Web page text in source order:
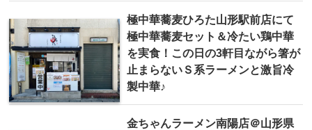
極中華蕎麦ひろた山形駅前店にて
極中華蕎麦セット＆冷たい鶏中華
を実食！この日の3軒目ながら箸が
止まらないＳ系ラーメンと激旨冷
製中華♪
金ちゃんラーメン南陽店＠山形県